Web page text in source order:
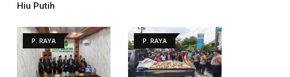
Hiu Putih
P. RAYA P. RAYA